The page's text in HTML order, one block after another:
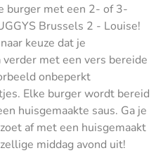
burger met een 2- of 3-
Brussels 2 - Louise!
keuze dat je
met een vers bereide
onbeperkt
Elke burger wordt bereid
huisgemaakte saus. Ga je
af met een huisgemaakt
middag avond uit!